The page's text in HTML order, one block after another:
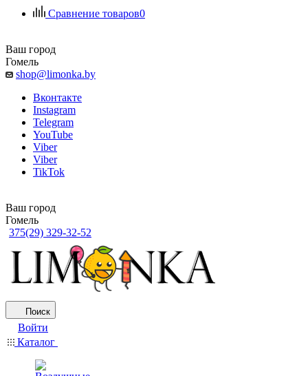
Сравнение товаров0
Ваш город
Гомель
shop@limonka.by
Вконтакте
Instagram
Telegram
YouTube
Viber
Viber
TikTok
Ваш город
Гомель
375(29) 329-32-52
Поиск
Войти
Каталог